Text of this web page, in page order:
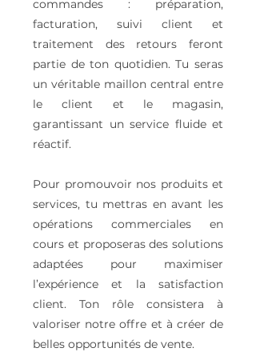
commandes : préparation,
facturation, suivi client et
traitement des retours feront
partie de ton quotidien. Tu seras
un véritable maillon central entre
le client et le magasin,
garantissant un service fluide et
réactif.
Pour promouvoir nos produits et
services, tu mettras en avant les
opérations commerciales en
cours et proposeras des solutions
adaptées pour maximiser
l’expérience et la satisfaction
client. Ton rôle consistera à
valoriser notre offre et à créer de
belles opportunités de vente.